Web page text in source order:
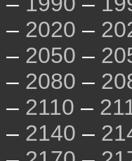
– 2020 –
– 2050 –
– 2080 –
– 2110 –
– 2140 –